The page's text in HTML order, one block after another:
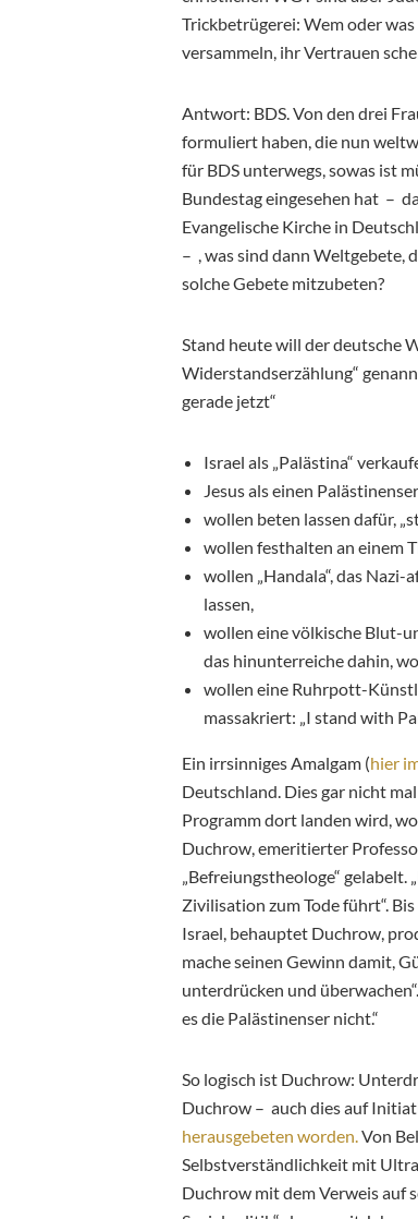
Trickbetrügerei: Wem oder
versammeln, ihr Vertrauen
Antwort: BDS. Von den drei
formuliert haben, die nun
für BDS unterwegs, sowas ist
Bundestag eingesehen hat –
Evangelische Kirche in
– , was sind dann Weltgebete,
solche Gebete mitzubeten?
Stand heute will der deutsche
Widerstandserzählung“
gerade jetzt“
Israel als „Palästina“
Jesus als einen Palästinenser,
wollen beten lassen dafür,
wollen festhalten an einem
wollen „Handala“, das
lassen,
wollen eine völkische Blut-
das hinunterreiche dahin,
wollen eine Ruhrpott-
massakriert: „I stand with
Ein irrsinniges Amalgam (hier
Deutschland. Dies gar nicht
Programm dort landen wird,
Duchrow, emeritierter
„Befreiungstheologe“ gelabelt.
Zivilisation zum Tode führt“.
Israel, behauptet Duchrow,
mache seinen Gewinn damit,
unterdrücken und
es die Palästinenser nicht.“
So logisch ist Duchrow:
Duchrow – auch dies auf
herausgebeten worden. Von
Selbstverständlichkeit mit
Duchrow mit dem Verweis auf